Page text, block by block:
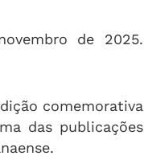
de 2025.
comemorativa
das publicações